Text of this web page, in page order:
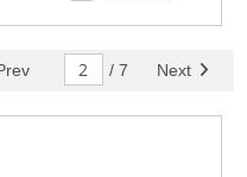
/ 7 Next